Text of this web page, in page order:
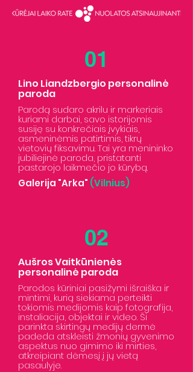
01
Lino Liandzbergio personalinė
paroda
Parodą sudaro akrilu ir markeriais
kuriami darbai, savo istorijomis
susiję su konkrečiais įvykiais,
asmeninėmis patirtimis, tikrų
vietovių fiksavimu. Tai yra menininko
jubiliejinė paroda, pristatanti
pastarojo laikmečio jo kūrybą.
Galerija "Arka" (Vilnius)
02
Aušros Vaitkūnienės
personalinė paroda
Parodos kūriniai pasižymi išraiška ir
mintimi, kurią siekiama perteikti
tokiomis medijomis kaip fotografija,
instaliacija, objektai ir video. Ši
parinkta skirtingų medijų dermė
padeda atskleisti žmonių gyvenimo
aspektus nuo gimimo iki mirties,
atkreipiant dėmesį į jų vietą
pasaulyje.